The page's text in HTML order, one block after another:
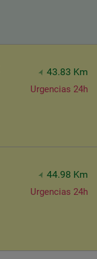
43.83 Km
Urgencias 24h
44.98 Km
Urgencias 24h